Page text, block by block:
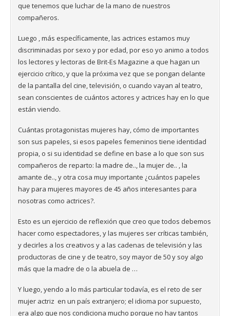
que tenemos que luchar de la mano de nuestros
compañeros.
Luego , más específicamente, las actrices estamos muy
discriminadas por sexo y por edad, por eso yo animo a todos
los lectores y lectoras de Brit-Es Magazine a que hagan un
ejercicio crítico, y que la próxima vez que se pongan delante
de la pantalla del cine, televisión, o cuando vayan al teatro,
sean conscientes de cuántos actores y actrices hay en lo que
están viendo.
Cuántas protagonistas mujeres hay, cómo de importantes
son sus papeles, si esos papeles femeninos tiene identidad
propia, o si su identidad se define en base a lo que son sus
compañeros de reparto: la madre de.., la mujer de.. , la
amante de.., y otra cosa muy importante ¿cuántos papeles
hay para mujeres mayores de 45 años interesantes para
nosotras como actrices?.
Esto es un ejercicio de reflexión que creo que todos debemos
hacer como espectadores, y las mujeres ser críticas también,
y decirles a los creativos y a las cadenas de televisión y las
productoras de cine y de teatro, soy mayor de 50 y soy algo
más que la madre de o la abuela de …
Y luego, yendo a lo más particular todavía, es el reto de ser
mujer actriz en un país extranjero; el idioma por supuesto,
era algo que nos condiciona mucho porque no hay tantos